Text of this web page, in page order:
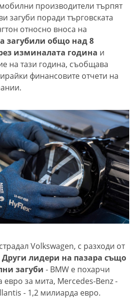
производители търпят
загуби поради търговската
относно вноса на
загубили общо над 8
изминалата година и
на тази година, съобщава
финансовите отчети на
Volkswagen, с разходи от
Други лидери на пазара също
загуби - BMW е похарчи
за мита, Mercedes-Benz -
- 1,2 милиарда евро.